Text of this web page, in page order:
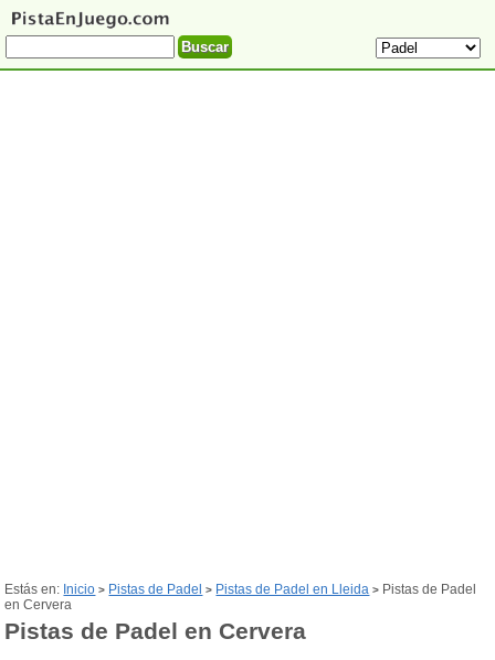
Estás en: Inicio > Pistas de Padel > Pistas de Padel en Lleida > Pistas de Padel
en Cervera
Pistas de Padel en Cervera